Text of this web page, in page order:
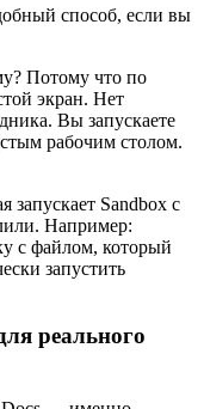
способ, если вы
Потому что по
экран. Нет
Вы запускаете
рабочим столом.
Sandbox с
Например:
с файлом, который
запустить
реального